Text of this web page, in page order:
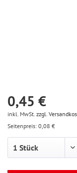
0,45 €
inkl. MwSt. zzgl.
Seitenpreis: 0,08 €